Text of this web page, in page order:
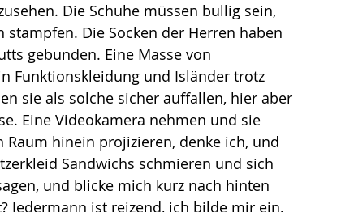
Die Schuhe müssen bullig sein,
Die Socken der Herren haben
gebunden. Eine Masse von
Funktionskleidung und Isländer trotz
sie als solche sicher auffallen, hier aber
Eine Videokamera nehmen und sie
hinein projizieren, denke ich, und
Sandwichs schmieren und sich
und blicke mich kurz nach hinten
Jedermann ist reizend, ich bilde mir ein,